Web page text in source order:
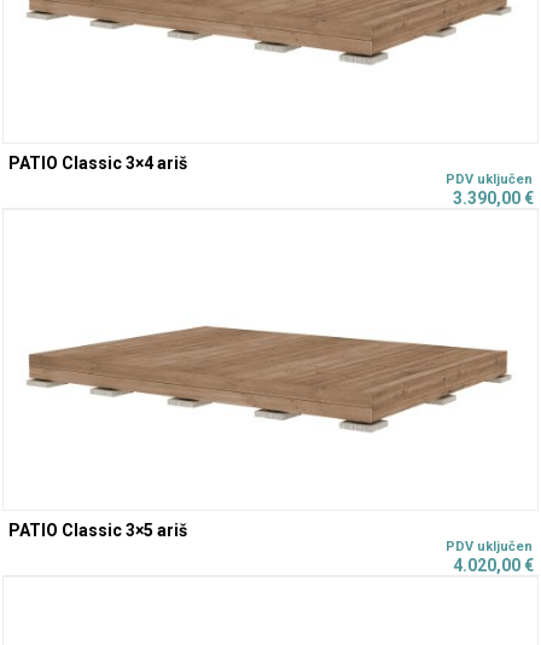
PATIO Classic 3×4 ariš
3.390,00€
PATIO Classic 3×5 ariš
4.020,00€